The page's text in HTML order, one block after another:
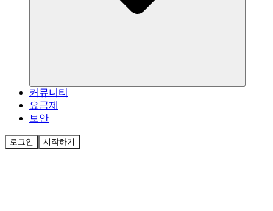
커뮤니티
요금제
보안
로그인 시작하기